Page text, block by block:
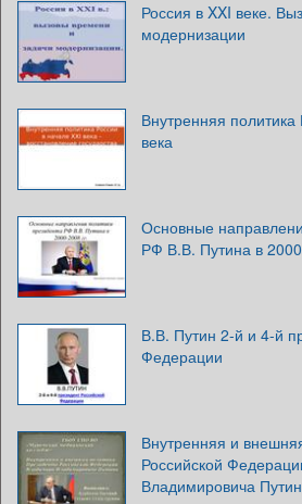
Россия в XXI веке.
модернизации
Внутренняя
века
Основные
РФ В.В. Путина в
В.В. Путин 2-й и 4-й
Федерации
Внутренняя и
Российской
Владимировича